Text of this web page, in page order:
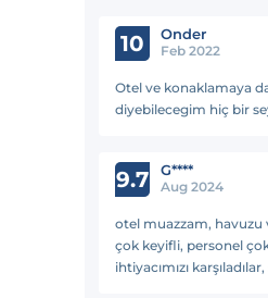
ederim❤️
10 Onder
Feb 2022
Otel ve konaklamaya
diyebilecegim hiç bir
9.7 G****
Aug 2024
otel muazzam, havuzu
çok keyifli, personel
ihtiyacımızı